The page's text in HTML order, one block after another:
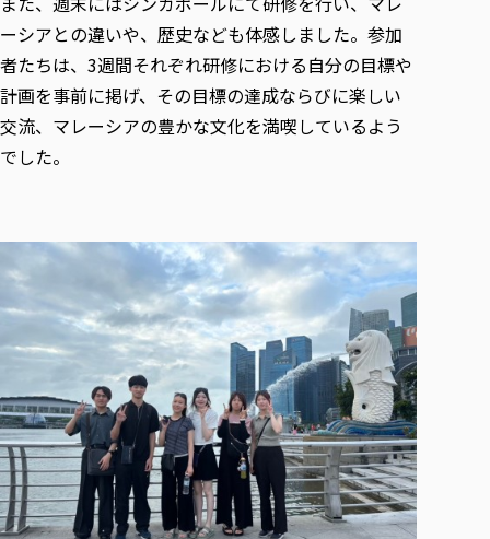
ーシアとの違いや、歴史なども体感しました。参加
者たちは、3週間それぞれ研修における自分の目標や
計画を事前に掲げ、その目標の達成ならびに楽しい
交流、マレーシアの豊かな文化を満喫しているよう
でした。